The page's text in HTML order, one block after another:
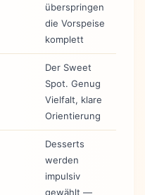
überspringen
die Vorspeise
komplett
Der Sweet
Spot. Genug
Vielfalt, klare
Orientierung
Desserts
werden
impulsiv
gewählt —